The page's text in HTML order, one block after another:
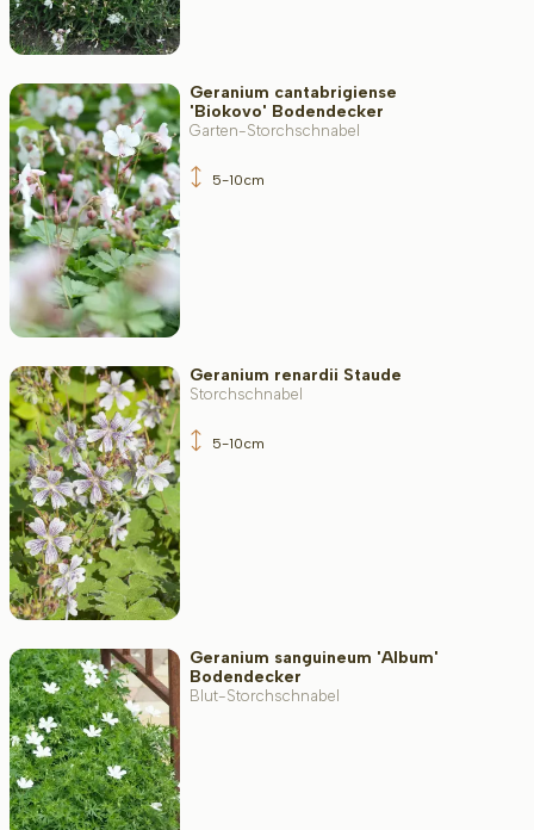
Geranium cantabrigiense
'Biokovo' Bodendecker
Garten-Storchschnabel
5-10cm
Geranium renardii Staude
Storchschnabel
5-10cm
Geranium sanguineum 'Album'
Bodendecker
Blut-Storchschnabel